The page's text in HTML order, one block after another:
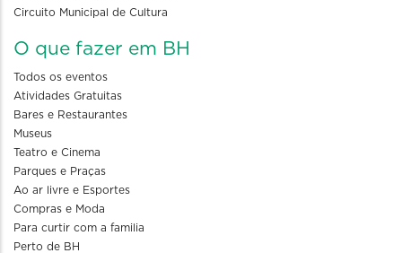
Circuito Municipal de Cultura
O que fazer em BH
Todos os eventos
Atividades Gratuitas
Bares e Restaurantes
Museus
Teatro e Cinema
Parques e Praças
Ao ar livre e Esportes
Compras e Moda
Para curtir com a familia
Perto de BH